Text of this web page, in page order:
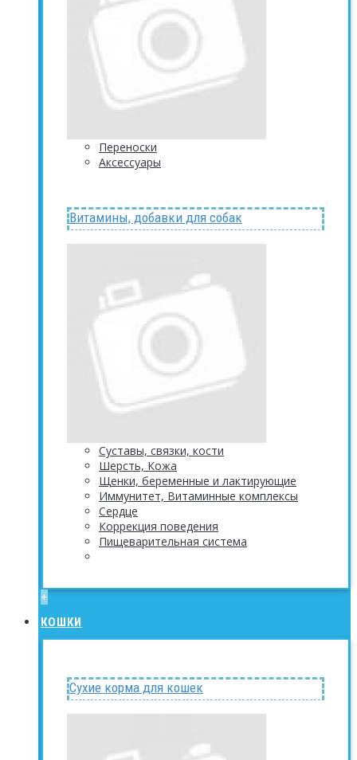
Переноски
Аксессуары
Витамины, добавки для собак
Суставы, связки, кости
Шерсть, Кожа
Щенки, беременные и лактирующие
Иммунитет, Витаминные комплексы
Сердце
Коррекция поведения
Пищеварительная система
+
КОШКИ
Сухие корма для кошек